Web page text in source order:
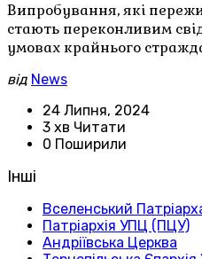
Випробування, які
стають переконливим
умовах крайнього
від News
24 Липня, 2024
3 хв Читати
0 Поширили
Інші
Вселенський
Патріархія УПЦ (ПЦУ)
Андріївська Церква